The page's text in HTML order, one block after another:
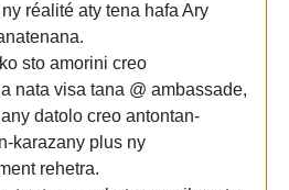
réalité aty tena hafa Ary
sto amorini creo
nata visa tana @ ambassade,
datolo creo antontan-
karazany plus ny
rehetra.